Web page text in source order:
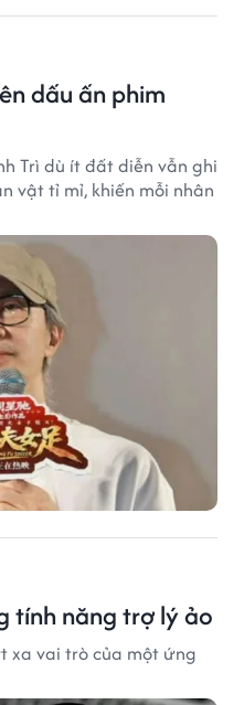
dấu ấn phim
Trì dù ít đất diễn vẫn ghi
vật tỉ mỉ, khiến mỗi nhân
tính năng trợ lý ảo
xa vai trò của một ứng